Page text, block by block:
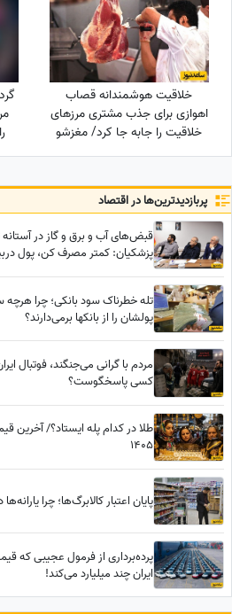
خلاقیت هوشمندانه قصاب
اهوازی برای جذب مشتری مرزهای
خلاقیت را جابه جا کرد/ مغزشو
پربازدید‌ترین‌ها در اقتصاد
قبض‌های آب و برق و گاز در
پزشکیان: کمتر مصرف کن، پول
تله خطرناک سود بانکی؛ چرا هرچه
پولشان را از بانکها برمی‌دارند؟
مردم با گرانی می‌جنگند، فوتبال
کسی پاسخگوست؟
1405
پایان اعتبار کالابرگ‌ها؛ چرا
ایران چند میلیارد می‌کند!